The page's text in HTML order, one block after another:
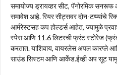
समायोज्य ड्रायव्हर सीट, पॅनोरमिक सनरूफ
समावेश आहे. रियर सीट्सवर दोन-टप्प्यांचे
आर्मरेस्टसह कप होल्डर्स आहेत, ज्यामुळे
स्पेस आणि 11.6 लिटरची फ्रंट स्टोरेज
करतात. याशिवाय, वायरलेस अपल कारप्ले
साउंड सिस्टम आणि आर्केड.ईव्ही अप सूट